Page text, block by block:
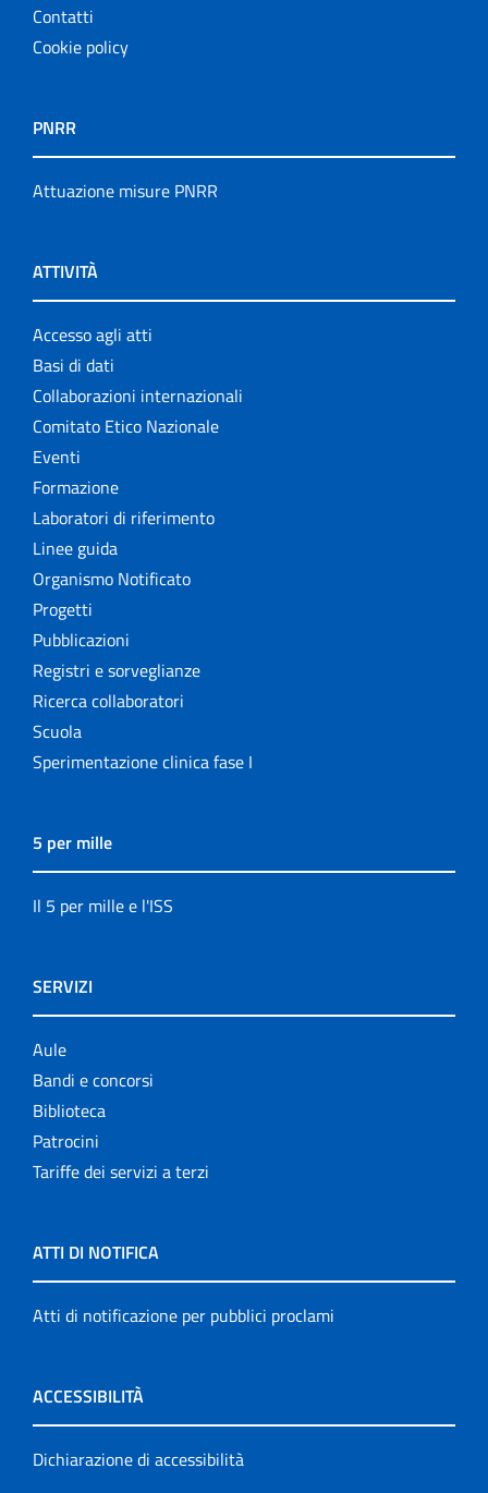
Contatti
Cookie policy
PNRR
Attuazione misure PNRR
ATTIVITÀ
Accesso agli atti
Basi di dati
Collaborazioni internazionali
Comitato Etico Nazionale
Eventi
Formazione
Laboratori di riferimento
Linee guida
Organismo Notificato
Progetti
Pubblicazioni
Registri e sorveglianze
Ricerca collaboratori
Scuola
Sperimentazione clinica fase I
5 per mille
Il 5 per mille e l'ISS
SERVIZI
Aule
Bandi e concorsi
Biblioteca
Patrocini
Tariffe dei servizi a terzi
ATTI DI NOTIFICA
Atti di notificazione per pubblici proclami
ACCESSIBILITÀ
Dichiarazione di accessibilità